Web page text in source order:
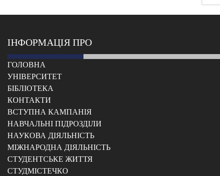
ІНФОРМАЦІЯ ПРО
ГОЛОВНА
УНІВЕРСИТЕТ
БІБЛІОТЕКА
КОНТАКТИ
ВСТУПНА КАМПАНІЯ
НАВЧАЛЬНІ ПІДРОЗДІЛИ
НАУКОВА ДІЯЛЬНІСТЬ
МІЖНАРОДНА ДІЯЛЬНІСТЬ
CТУДЕНТСЬКЕ ЖИТТЯ
CТУДМІСТЕЧКО